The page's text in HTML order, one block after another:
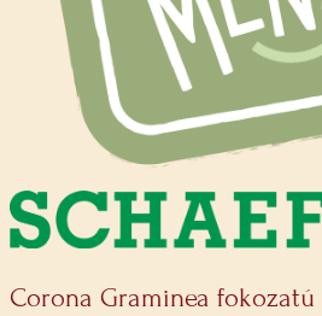
Corona Graminea fokozatú